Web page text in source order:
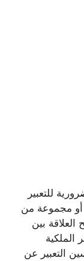
للتعبير
مجموعة من
بين
التعبير عن